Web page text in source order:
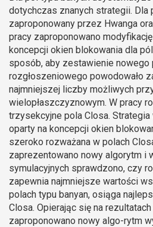
dotychczas znanych strategii. Dla
zaproponowany przez Hwanga
pracy zaproponowano
koncepcji okien blokowania dla
sposób, aby zestawienie nowego
rozgłoszeniowego powodowało
najmniejszej liczby możliwych
wielopłaszczyznowym. W pracy
trzysekcyjne pola Closa.
oparty na koncepcji okien
szeroko rozważana w polach
zaprezentowano nowy algorytm i
symulacyjnych sprawdzono, czy
zapewnia najmniejsze wartości
polach typu banyan, osiąga
Closa. Opierając się na
zaproponowano nowy algo-rytm